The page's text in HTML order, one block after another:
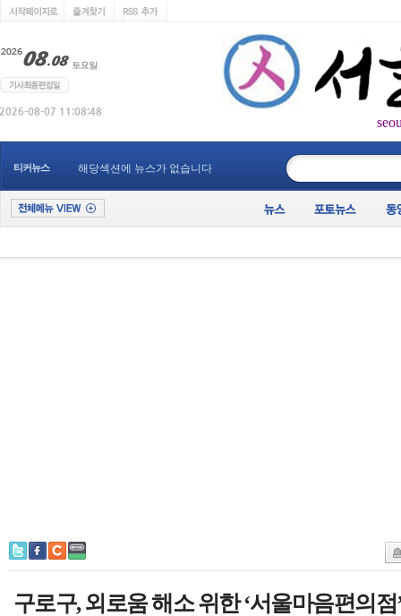
티커뉴스 해당섹션에 뉴스가 없습니다
구로구, 외로움 해소 위한 ‘서울마음편의점